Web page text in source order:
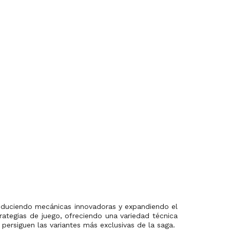
mecánicas innovadoras y expandiendo el
de juego, ofreciendo una variedad técnica
las variantes más exclusivas de la saga.